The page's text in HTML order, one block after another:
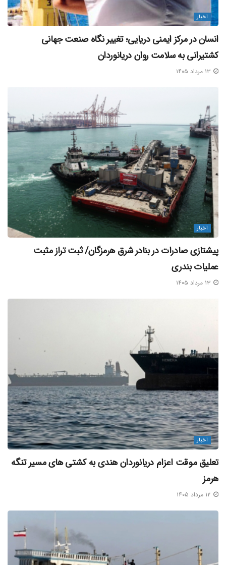
سفرهای دریایی نوروزی لندینگ کرافت‌ها
اخبار
انسان در مرکز ایمنی دریایی؛ تغییر نگاه صنعت جهانی
کشتیرانی به سلامت روان دریانوردان
اخبار
پیشتازی صادرات در بنادر شرق هرمزگان/ ثبت تراز مثبت
عملیات بندری
اخبار
تعلیق موقت اعزام دریانوردان هندی به کشتی‌ های مسیر تنگه
هرمز